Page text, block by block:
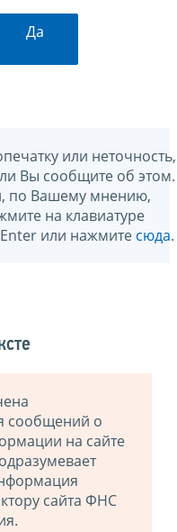
Да
или неточность,
Вы сообщите об этом.
по Вашему мнению,
на клавиатуре
или нажмите сюда.
сообщений о
на сайте
сайта ФНС